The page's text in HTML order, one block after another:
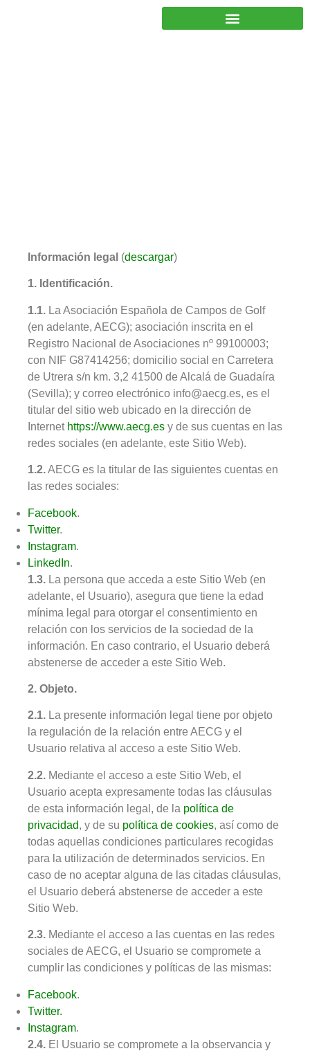
Información legal (descargar)
1. Identificación.
1.1. La Asociación Española de Campos de Golf
(en adelante, AECG); asociación inscrita en el
Registro Nacional de Asociaciones nº 99100003;
con NIF G87414256; domicilio social en Carretera
de Utrera s/n km. 3,2 41500 de Alcalá de Guadaíra
(Sevilla); y correo electrónico info@aecg.es, es el
titular del sitio web ubicado en la dirección de
Internet https://www.aecg.es y de sus cuentas en las
redes sociales (en adelante, este Sitio Web).
1.2.AECG es la titular de las siguientes cuentas en
las redes sociales:
Facebook.
Twitter.
Instagram.
LinkedIn.
1.3. La persona que acceda a este Sitio Web (en
adelante, el Usuario), asegura que tiene la edad
mínima legal para otorgar el consentimiento en
relación con los servicios de la sociedad de la
información. En caso contrario, el Usuario deberá
abstenerse de acceder a este Sitio Web.
2. Objeto.
2.1. La presente información legal tiene por objeto
la regulación de la relación entre AECG y el
Usuario relativa al acceso a este Sitio Web.
2.2. Mediante el acceso a este Sitio Web, el
Usuario acepta expresamente todas las cláusulas
de esta información legal, de la política de
privacidad, y de su política de cookies, así como de
todas aquellas condiciones particulares recogidas
para la utilización de determinados servicios. En
caso de no aceptar alguna de las citadas cláusulas,
el Usuario deberá abstenerse de acceder a este
Sitio Web.
2.3. Mediante el acceso a las cuentas en las redes
sociales de AECG, el Usuario se compromete a
cumplir las condiciones y políticas de las mismas:
Facebook.
Twitter.
Instagram.
2.4. El Usuario se compromete a la observancia y